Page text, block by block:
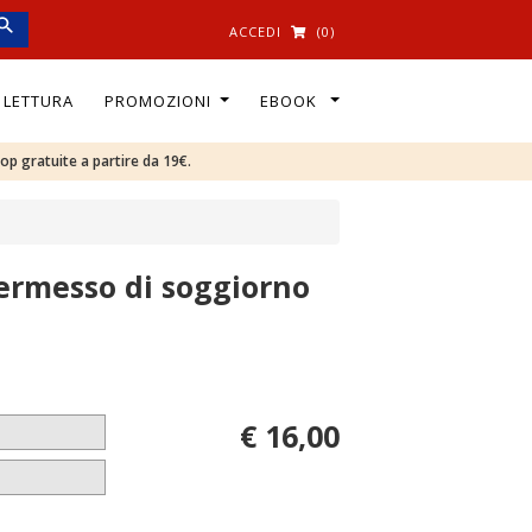
ACCEDI (0)
PROMOZIONI EBOOK
gratuite a partire da 19€.
di soggiorno
€ 16,00